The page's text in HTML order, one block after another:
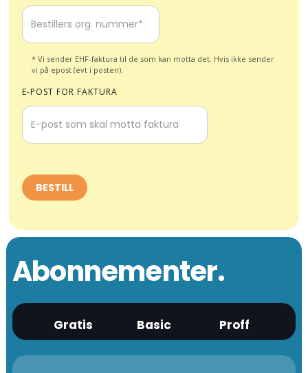
* Vi sender EHF-faktura til de som kan motta det. Hvis ikke sender
vi på epost (evt i posten).
E-POST FOR FAKTURA
Abonnementer.
Gratis Basic Proff